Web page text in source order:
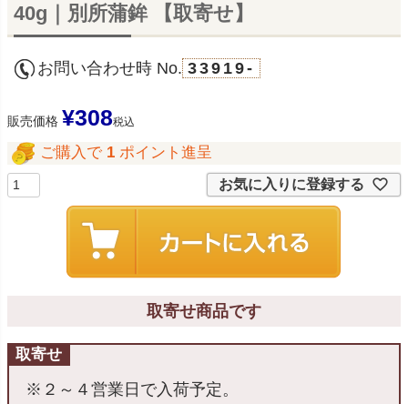
40g｜別所蒲鉾 【取寄せ】
お問い合わせ時 No. 33919-
販売価格 ¥308税込
ご購入で 1 ポイント進呈
お気に入りに登録する
取寄せ商品です
取寄せ
※２～４営業日で入荷予定。